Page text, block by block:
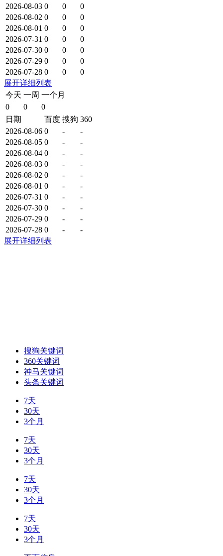
2026-08-03 0 0
0
2026-08-02 0 0
0
2026-08-01 0 0
0
2026-07-31 0 0
0
2026-07-30 0 0
0
2026-07-29 0 0
0
2026-07-28 0 0
0
展开详细列表
今天 一周 一个月
0
0
0
日期
百度 搜狗 360
2026-08-06 0 -
-
2026-08-05 0 -
-
2026-08-04 0 -
-
2026-08-03 0 -
-
2026-08-02 0 -
-
2026-08-01 0 -
-
2026-07-31 0 -
-
2026-07-30 0 -
-
2026-07-29 0 -
-
2026-07-28 0 -
-
展开详细列表
搜狗关键词
360关键词
神马关键词
头条关键词
7天
30天
3个月
7天
30天
3个月
7天
30天
3个月
7天
30天
3个月